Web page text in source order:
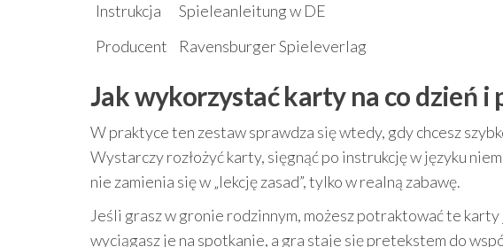
Instrukcja
Spieleanleitung w DE
Producent
Ravensburger Spieleverlag
Jak wykorzystać karty na co dzień i
W praktyce ten zestaw sprawdza się wtedy, gdy chcesz
Wystarczy rozłożyć karty, sięgnąć po instrukcję w języku
nie zamienia się w „lekcję zasad”, tylko w realną zabawę.
Jeśli grasz w gronie rodzinnym, możesz potraktować te
wyciągasz je na spotkanie, a gra staje się pretekstem do